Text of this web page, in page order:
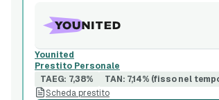
Younited
Prestito Personale
TAEG: 7,38%
TAN: 7,14% (fisso nel
Scheda prestito